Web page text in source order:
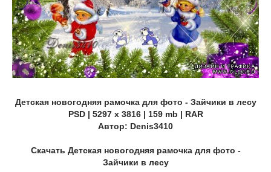
Детская новогодняя рамочка для фото - Зайчики в лесу
PSD | 5297 x 3816 | 159 mb | RAR
Автор: Denis3410
Скачать Детская новогодняя рамочка для фото -
Зайчики в лесу